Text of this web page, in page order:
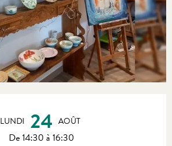
LUNDI 24 AOÛT
De 14:30 à 16:30